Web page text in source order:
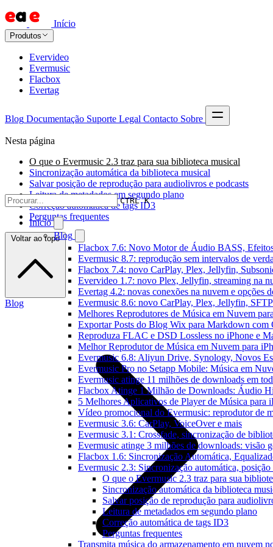
Início
Produtos
Evervideo
Evermusic
Flacbox
Evertag
Blog Documentação Suporte Legal Contacto Sobre
CTRL K
Início
Blog
Flacbox 7.6: Novo Motor de Áudio BASS,
Evermusic 8.7: reprodução sem intervalos de
Flacbox 7.4: novo CarPlay, Plex, Jellyfin,
Evervideo 1.7: novo Plex, Jellyfin, streaming na
Evertag 4.2: novas conexões na nuvem e opções
Evermusic 8.6: novo CarPlay, Plex, Jellyfin,
Melhores Reprodutores de Música em Nuvem
Exportar Posts do Blog Wix para Markdown com
Reproduza FLAC e DSD Lossless no iPhone e
Melhor Reprodutor de Música em Nuvem para
Evermusic 6.8: Aliyun Drive, Synology, Novos
Evermusic Pro no Setapp Mobile: Música em
Evermusic atinge 11 milhões de downloads em
Flacbox Atinge 1 Milhão de Downloads: Áudio
5 Melhores Aplicativos de Player de Música para
Vídeo promocional do Evermusic: reprodutor de
Evermusic 3.6: CarPlay, VoiceOver e mais
Evermusic 3.1: Crossfade, sincronização de
Evermusic atinge 3 milhões de downloads: visão
Flacbox 1.6: Sincronização Automática,
Evermusic 2.3: Sincronização automática, posição
O que o Evermusic 2.3 traz para sua
Sincronização automática da biblioteca
Salvar posição de reprodução para
Leitura de metadados em segundo plano
Correção automática de tags ID3
Perguntas frequentes
Transmita música do armazenamento em nuvem
Nesta página
O que o Evermusic 2.3 traz para sua biblioteca musical
Sincronização automática da biblioteca musical
Salvar posição de reprodução para audiolivros e podcasts
Leitura de metadados em segundo plano
Correção automática de tags ID3
Perguntas frequentes
Voltar ao topo
Blog